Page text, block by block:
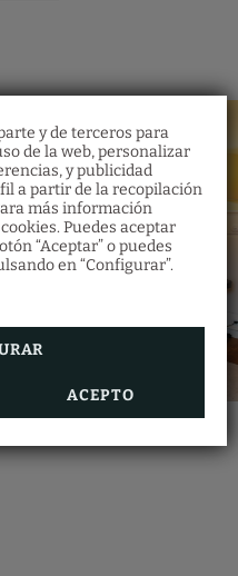
y de terceros para
de la web, personalizar
y publicidad
a partir de la recopilación
más información
Puedes aceptar
“Aceptar” o puedes
en “Configurar”.
ACEPTO
Zapatillas